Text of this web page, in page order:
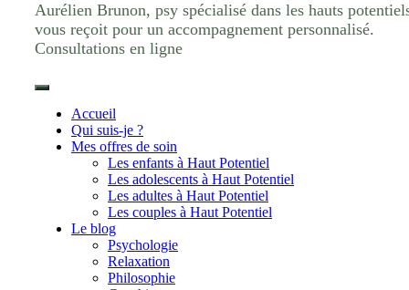
Aurélien Brunon, psy spécialisé dans les hauts
vous reçoit pour un accompagnement personnalisé.
Consultations en ligne
Accueil
Qui suis-je ?
Mes offres de soin
Les enfants à Haut Potentiel
Les adolescents à Haut Potentiel
Les adultes à Haut Potentiel
Les couples à Haut Potentiel
Le blog
Psychologie
Relaxation
Philosophie